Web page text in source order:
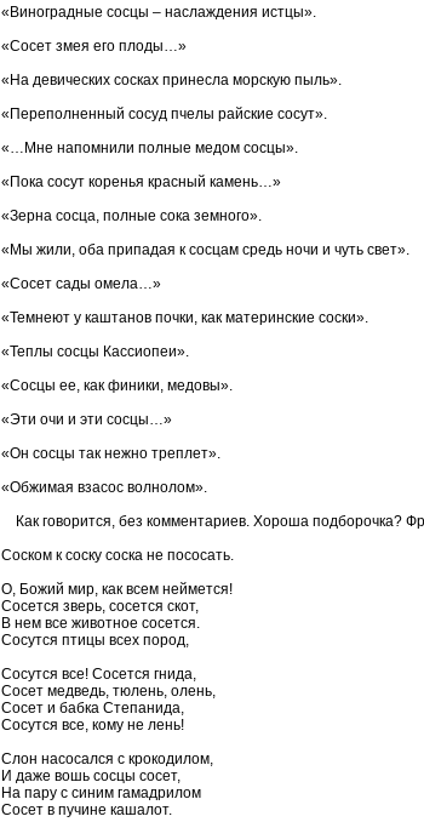
«Виноградные сосцы – наслаждения истцы».
«Сосет змея его плоды…»
«На девических сосках принесла морскую пыль».
«Переполненный сосуд пчелы райские сосут».
«…Мне напомнили полные медом сосцы».
«Пока сосут коренья красный камень…»
«Зерна сосца, полные сока земного».
«Мы жили, оба припадая к сосцам средь ночи и чуть свет».
«Сосет сады омела…»
«Темнеют у каштанов почки, как материнские соски».
«Теплы сосцы Кассиопеи».
«Сосцы ее, как финики, медовы».
«Эти очи и эти сосцы…»
«Он сосцы так нежно треплет».
«Обжимая взасос волнолом».
Как говорится, без комментариев. Хороша подборочка?
Соском к соску соска не пососать.
О, Божий мир, как всем неймется!
Сосется зверь, сосется скот,
В нем все животное сосется.
Сосутся птицы всех пород,
Сосутся все! Сосется гнида,
Сосет медведь, тюлень, олень,
Сосет и бабка Степанида,
Сосутся все, кому не лень!
Слон насосался с крокодилом,
И даже вошь сосцы сосет,
На пару с синим гамадрилом
Сосет в пучине кашалот.